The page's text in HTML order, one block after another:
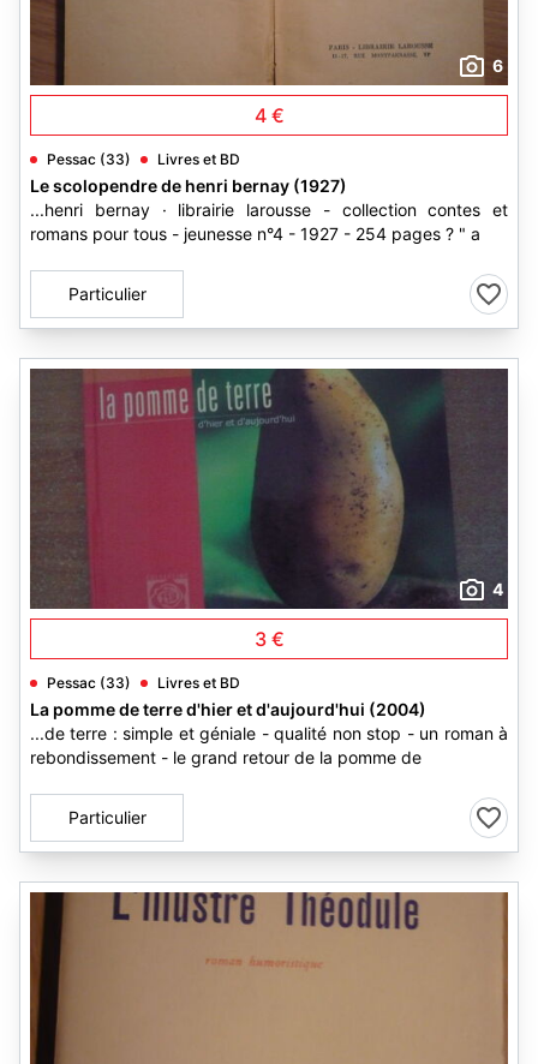
6
4 €
Pessac (33) Livres et BD
Le scolopendre de henri bernay (1927)
...henri bernay · librairie larousse - collection contes et
romans pour tous - jeunesse n°4 - 1927 - 254 pages ? " a
Particulier
4
3 €
Pessac (33) Livres et BD
La pomme de terre d'hier et d'aujourd'hui (2004)
...de terre : simple et géniale - qualité non stop - un roman à
rebondissement - le grand retour de la pomme de
Particulier